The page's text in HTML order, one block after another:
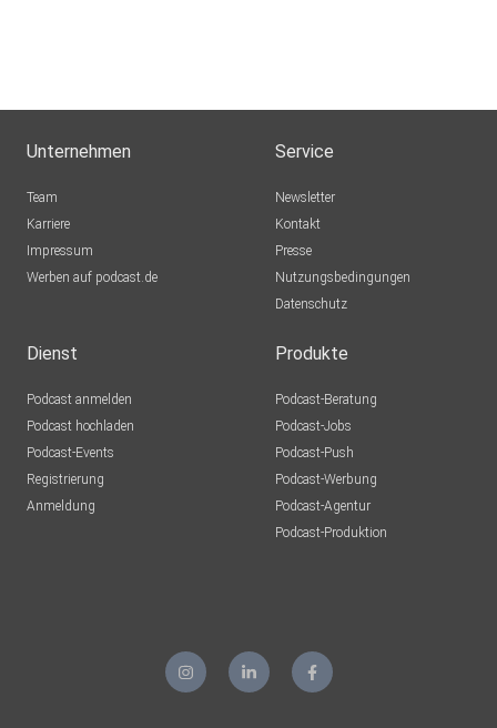
Unternehmen
Team
Karriere
Impressum
Werben auf podcast.de
Service
Newsletter
Kontakt
Presse
Nutzungsbedingungen
Datenschutz
Dienst
Podcast anmelden
Podcast hochladen
Podcast-Events
Registrierung
Anmeldung
Produkte
Podcast-Beratung
Podcast-Jobs
Podcast-Push
Podcast-Werbung
Podcast-Agentur
Podcast-Produktion